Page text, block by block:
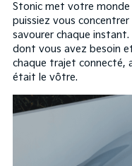
Stonic met votre
puissiez vous
savourer chaque
dont vous avez besoin
chaque trajet connecté,
était le vôtre.